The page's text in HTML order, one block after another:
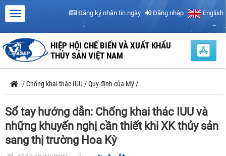
Đăng ký nhận tin ngày Đăng nhập English
HIỆP HỘI CHẾ BIẾN VÀ XUẤT KHẨU
THỦY SẢN VIỆT NAM
/Chống khai thác IUU /Quy định của Mỹ /
Sổ tay hướng dẫn: Chống khai thác IUU và
những khuyến nghị cần thiết khi XK thủy sản
sang thị trường Hoa Kỳ